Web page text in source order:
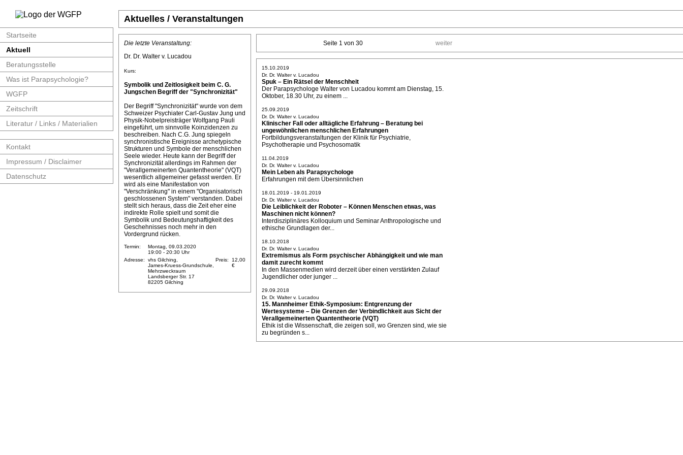
Startseite
Aktuell
Beratungsstelle
Was ist Parapsychologie?
WGFP
Zeitschrift
Literatur / Links / Materialien
Kontakt
Impressum / Disclaimer
Datenschutz
Aktuelles / Veranstaltungen
Die letzte Veranstaltung:
Dr. Dr. Walter v. Lucadou
Kurs:
Symbolik und Zeitlosigkeit beim C. G.
Jungschen Begriff der "Synchronizität"
Der Begriff "Synchronizität" wurde von dem
Schweizer Psychiater Carl-Gustav Jung und
Physik-Nobelpreisträger Wolfgang Pauli
eingeführt, um sinnvolle Koinzidenzen zu
beschreiben. Nach C.G. Jung spiegeln
synchronistische Ereignisse archetypische
Strukturen und Symbole der menschlichen
Seele wieder. Heute kann der Begriff der
Synchronizität allerdings im Rahmen der
"Verallgemeinerten Quantentheorie" (VQT)
wesentlich allgemeiner gefasst werden. Er
wird als eine Manifestation von
"Verschränkung" in einem "Organisatorisch
geschlossenen System" verstanden. Dabei
stellt sich heraus, dass die Zeit eher eine
indirekte Rolle spielt und somit die
Symbolik und Bedeutungshaftigkeit des
Geschehnisses noch mehr in den
Vordergrund rücken.
Termin:
Montag, 09.03.2020
19:00 - 20:30 Uhr
Adresse:
vhs Gilching,
James-Kruess-Grundschule,
Mehrzweckraum
Landsberger Str. 17
82205 Gilching
Preis:
12,00
€
Seite 1 von 30 weiter
15.10.2019
Dr. Dr. Walter v. Lucadou
Spuk – Ein Rätsel der Menschheit
Der Parapsychologe Walter von Lucadou kommt am Dienstag, 15.
Oktober, 18.30 Uhr, zu einem ...
25.09.2019
Dr. Dr. Walter v. Lucadou
Klinischer Fall oder alltägliche Erfahrung – Beratung bei
ungewöhnlichen menschlichen Erfahrungen
Fortbildungsveranstaltungen der Klinik für Psychiatrie,
Psychotherapie und Psychosomatik
11.04.2019
Dr. Dr. Walter v. Lucadou
Mein Leben als Parapsychologe
Erfahrungen mit dem Übersinnlichen
18.01.2019 - 19.01.2019
Dr. Dr. Walter v. Lucadou
Die Leiblichkeit der Roboter – Können Menschen etwas, was
Maschinen nicht können?
Interdisziplinäres Kolloquium und Seminar Anthropologische und
ethische Grundlagen der...
18.10.2018
Dr. Dr. Walter v. Lucadou
Extremismus als Form psychischer Abhängigkeit und wie man
damit zurecht kommt
In den Massenmedien wird derzeit über einen verstärkten Zulauf
Jugendlicher oder junger ...
29.09.2018
Dr. Dr. Walter v. Lucadou
15. Mannheimer Ethik-Symposium: Entgrenzung der
Wertesysteme – Die Grenzen der Verbindlichkeit aus Sicht der
Verallgemeinerten Quantentheorie (VQT)
Ethik ist die Wissenschaft, die zeigen soll, wo Grenzen sind, wie sie
zu begründen s...